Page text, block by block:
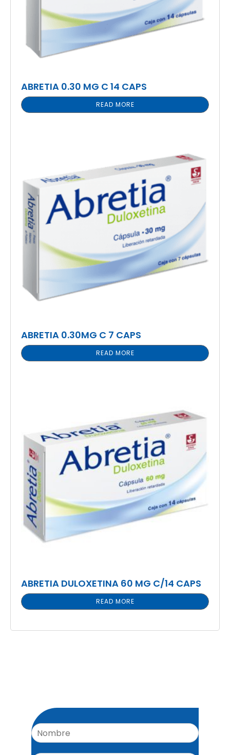
ABRETIA 0.30 MG C 14 CAPS
READ MORE
ABRETIA 0.30MG C 7 CAPS
READ MORE
ABRETIA DULOXETINA 60 MG C/14 CAPS
READ MORE